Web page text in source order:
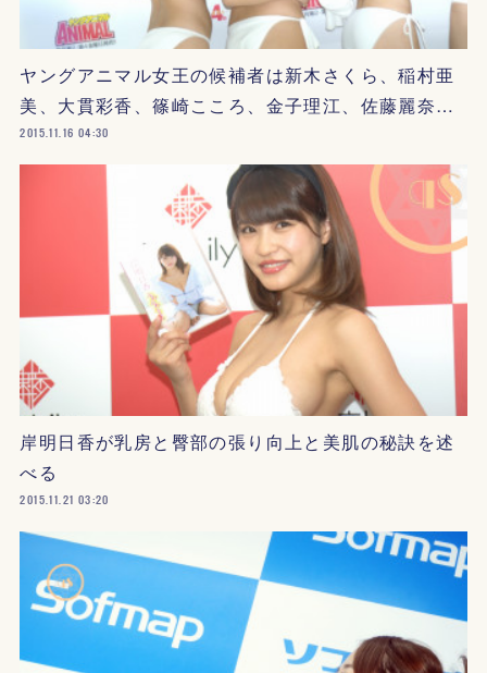
ヤングアニマル女王の候補者は新木さくら、稲村亜
美、大貫彩香、篠崎こころ、金子理江、佐藤麗奈…
2015.11.16 04:30
岸明日香が乳房と臀部の張り向上と美肌の秘訣を述
べる
2015.11.21 03:20